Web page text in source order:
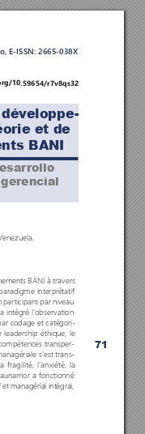
10.59654/r7v8qs32
eloppe-
et de
BANI
rollo
encial
BANI à travers
interprétatif
participant par niveau
intégré l'observation
codage et catégori-
leadership éthique, le
transper-
s'est trans-
fragilité, l'anxiété, la
a fonctionné
managérial intégral,
enezuela.
71
E-ISSN: 2665-038X